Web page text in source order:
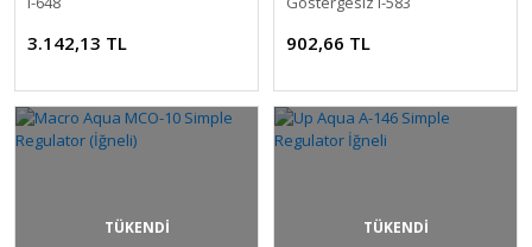
3.142,13 TL 902,66 TL
TÜKENDİ TÜKENDİ